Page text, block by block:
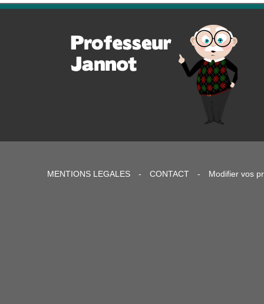
MENTIONS LEGALES - CONTACT - Modifier vos